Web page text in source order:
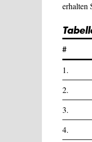
erhalten
#
1.
2.
3.
4.